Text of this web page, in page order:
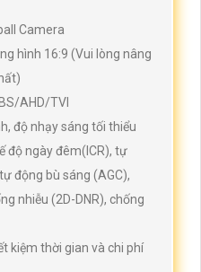
Camera
hình 16:9 (Vui lòng nâng
AHD/TVI
độ nhạy sáng tối thiểu
độ ngày đêm(ICR), tự
động bù sáng (AGC),
nhiễu (2D-DNR), chống
kiệm thời gian và chi phí